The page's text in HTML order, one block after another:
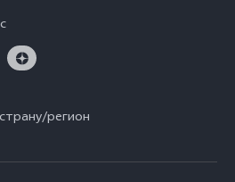
vivo
регион